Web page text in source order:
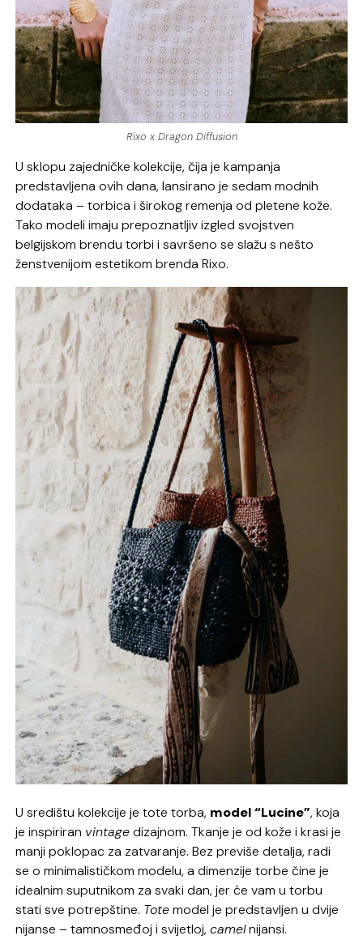
Rixo x Dragon Diffusion
U sklopu zajedničke kolekcije, čija je kampanja
predstavljena ovih dana, lansirano je sedam modnih
dodataka – torbica i širokog remenja od pletene kože.
Tako modeli imaju prepoznatljiv izgled svojstven
belgijskom brendu torbi i savršeno se slažu s nešto
ženstvenijom estetikom brenda Rixo.
U središtu kolekcije je tote torba, model “Lucine”, koja
je inspiriran vintagedizajnom. Tkanje je od kože i krasi je
manji poklopac za zatvaranje. Bez previše detalja, radi
se o minimalističkom modelu, a dimenzije torbe čine je
idealnim suputnikom za svaki dan, jer će vam u torbu
stati sve potrepštine. Totemodel je predstavljen u dvije
nijanse – tamnosmeđoj i svijetloj,camelnijansi.